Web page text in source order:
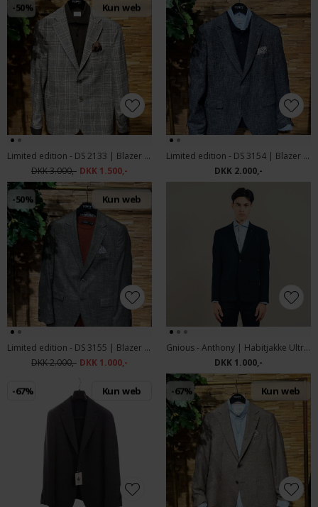
-50% Kun web
Limited edition - DS 2133 | Blazer Ecru
DKK 3.000,- DKK 1.500,-
Limited edition - DS 3154 | Blazer Navy
DKK 2.000,-
-50% Kun web
Limited edition - DS 3155 | Blazer Ecru
DKK 2.000,- DKK 1.000,-
Gnious - Anthony | Habitjakke Ultra Dark Navy
DKK 1.000,-
-67% Kun web -67% Kun web